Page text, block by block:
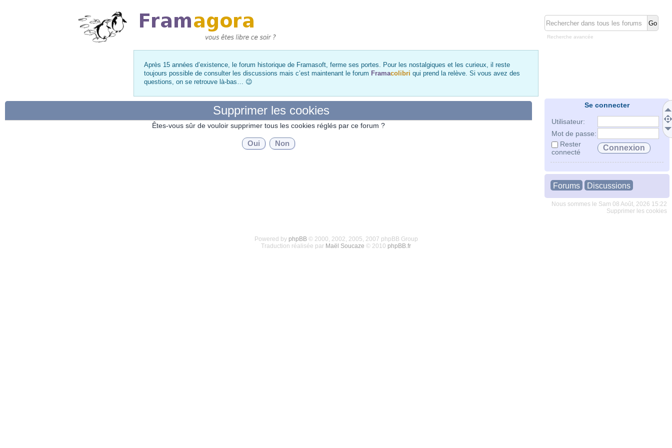
Recherche avancée
Après 15 années d’existence, le forum historique de Framasoft, ferme ses portes. Pour les nostalgiques et les curieux, il reste
toujours possible de consulter les discussions mais c’est maintenant le forum Framacolibri qui prend la relève. Si vous avez des
questions, on se retrouve là-bas… 😉
Se connecter
Utilisateur:
Mot de passe:
Rester
connecté
Forums Discussions
Nous sommes le Sam 08 Août, 2026 15:22
Supprimer les cookies
Supprimer les cookies
Êtes-vous sûr de vouloir supprimer tous les cookies réglés par ce forum ?
Powered by phpBB© 2000, 2002, 2005, 2007 phpBB Group
Traduction réalisée par Maël Soucaze © 2010 phpBB.fr